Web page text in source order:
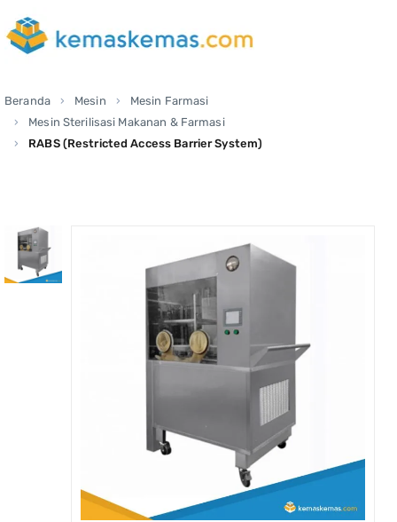
Beranda Mesin
Mesin Farmasi
Mesin Sterilisasi Makanan & Farmasi
RABS (Restricted Access Barrier System)